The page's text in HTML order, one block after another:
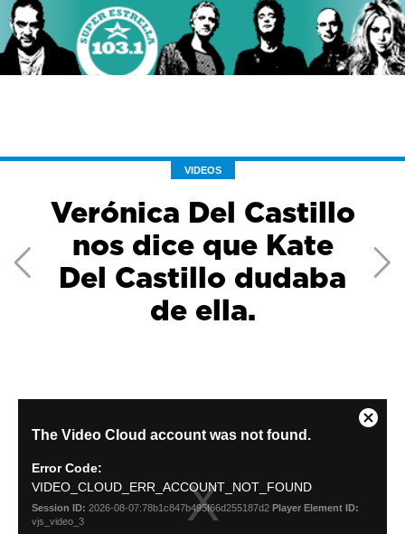
VIDEOS
Previous
Verónica Del Castillo
nos dice que Kate
Del Castillo dudaba
de ella.